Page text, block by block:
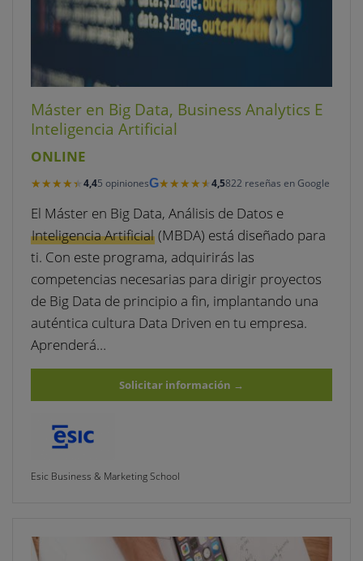
Máster en Big Data, Business Analytics E
Inteligencia Artificial
ONLINE
★★★★★
★★★★★ 4,45 opinionesG★★★★★
★★★★★ 4,5822 reseñas en Google
El Máster en Big Data, Análisis de Datos e
Inteligencia Artificial(MBDA) está diseñado para
ti. Con este programa, adquirirás las
competencias necesarias para dirigir proyectos
de Big Data de principio a fin, implantando una
auténtica cultura Data Driven en tu empresa.
Aprenderá…
Solicitar información →
Esic Business & Marketing School